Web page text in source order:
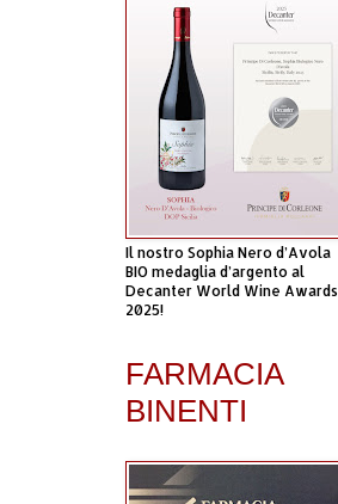
Il nostro Sophia Nero d’Avola
BIO medaglia d’argento al
Decanter World Wine Awards
2025!
FARMACIA
BINENTI